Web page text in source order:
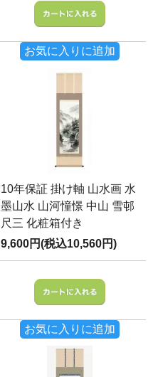
お気に入りに追加
10年保証 掛け軸 山水画 水
墨山水 山河憧憬 中山 雪邨
尺三 化粧箱付き
9,600円(税込10,560円)
お気に入りに追加